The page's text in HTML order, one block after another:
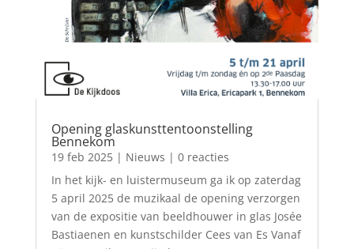
Opening glaskunsttentoonstelling
Bennekom
19 feb 2025| Nieuws | 0 reacties
In het kijk- en luistermuseum ga ik op zaterdag
5 april 2025 de muzikaal de opening verzorgen
van de expositie van beeldhouwer in glas Josée
Bastiaenen en kunstschilder Cees van Es Vanaf